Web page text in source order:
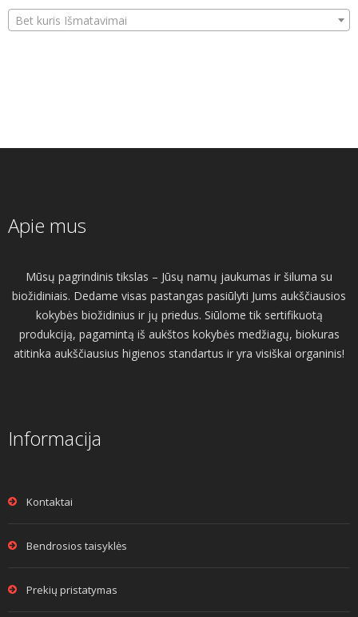
Bet kuris Išmatavimai
Apie mus
Mūsų pagrindinis tikslas – Jūsų namų jaukumas ir šiluma su
biožidiniais. Dedame visas pastangas pasiūlyti Jums aukščiausios
kokybės biožidinius ir jų priedus. Siūlome tik sertifikuotą
produkciją, pagamintą iš aukštos kokybės medžiagų, biokuras
atitinka aukščiausius higienos standartus ir yra visiškai organinis!
Informacija
Kontaktai
Bendrosios taisyklės
Prekių pristatymas